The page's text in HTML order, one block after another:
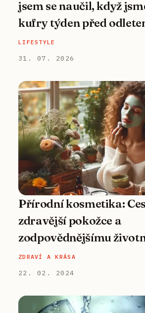
jsem se naučil, když
kufry týden před
LIFESTYLE
31. 07. 2026
Přírodní kosmetika:
zdravější pokožce a
zodpovědnějšímu
ZDRAVÍ A KRÁSA
22. 02. 2024